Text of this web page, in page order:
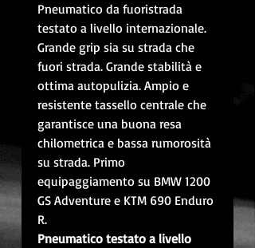
Pneumatico da fuoristrada
testato a livello internazionale.
Grande grip sia su strada che
fuori strada. Grande stabilità e
ottima autopulizia. Ampio e
resistente tassello centrale che
garantisce una buona resa
chilometrica e bassa rumorosità
su strada. Primo
equipaggiamento su BMW 1200
GS Adventure e KTM 690 Enduro
R.
Pneumatico testato a livello